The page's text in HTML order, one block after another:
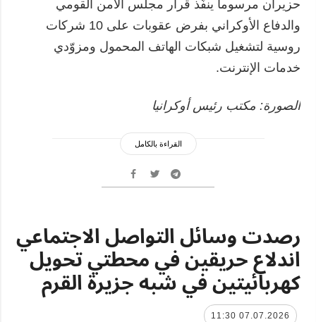
حزيران مرسوماً ينفّذ قرار مجلس الأمن القومي
والدفاع الأوكراني بفرض عقوبات على 10 شركات
روسية لتشغيل شبكات الهاتف المحمول ومزوّدي
خدمات الإنترنت.
الصورة: مكتب رئيس أوكرانيا
القراءة بالكامل
رصدت وسائل التواصل الاجتماعي
اندلاع حريقين في محطتي تحويل
كهربائيتين في شبه جزيرة القرم
07.07.2026 11:30